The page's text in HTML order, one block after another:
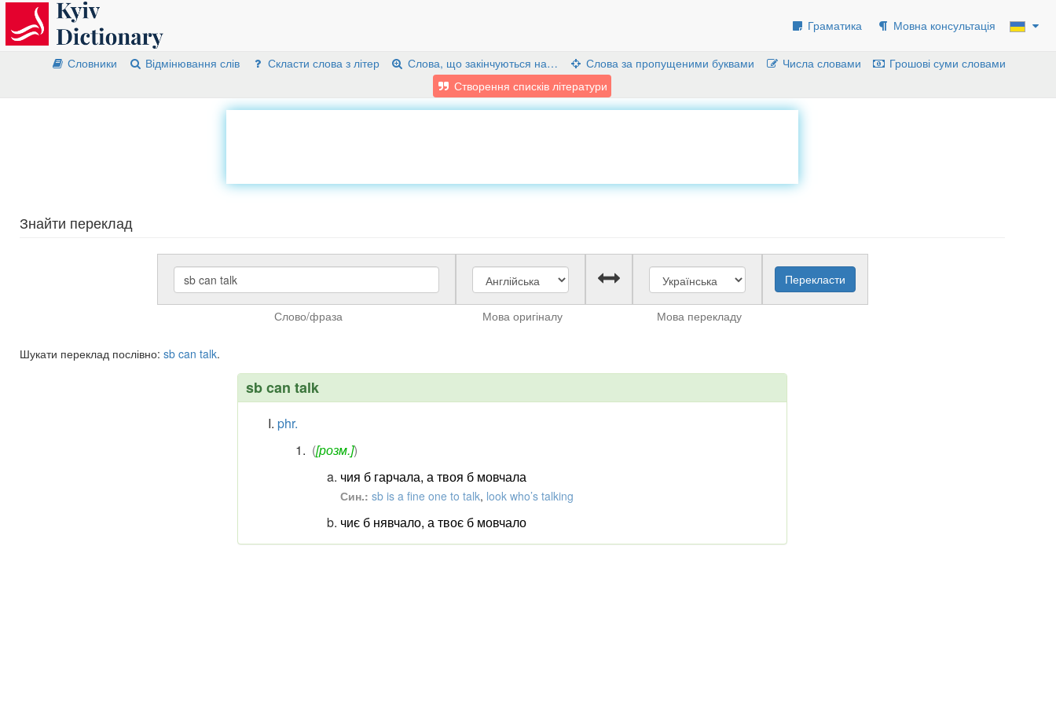
Граматика Мовна консультація
Словники Відмінювання слів Скласти слова з літер Слова, що закінчуються на… Слова за пропущеними буквами Числа словами
Грошові суми словами
Створення списків літератури
Знайти переклад
Слово/фраза Мова оригіналу Мова перекладу
Шукати переклад послівно: sb can talk.
sb can talk
phr.
([розм.])
чия б гарчала, а твоя б мовчала
Син.: sb is a fine one to talk, look who’s talking
чиє б нявчало, а твоє б мовчало